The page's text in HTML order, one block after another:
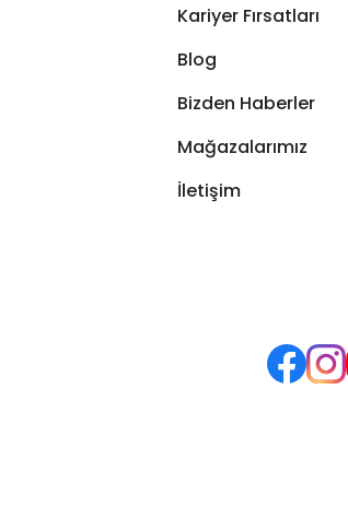
Kariyer Fırsatları
Blog
Bizden Haberler
Mağazalarımız
İletişim